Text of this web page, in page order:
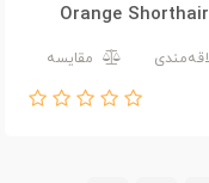
Orange
مقایسه